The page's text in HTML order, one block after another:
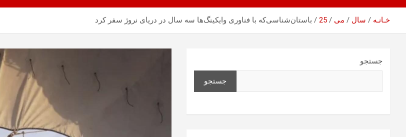
خـانـه سال می 25 باستان‌شناسی‌که با فناوری وایکینگ‌ها سه سال در دریای نروژ سفر کرد
جستجو
جستجو